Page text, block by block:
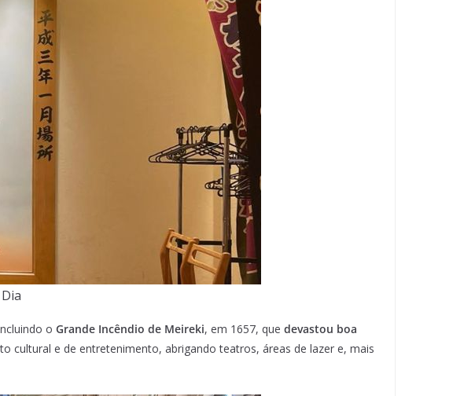
o Grande Incêndio de Meireki, em 1657, que devastou boa
cultural e de entretenimento, abrigando teatros, áreas de lazer e, mais